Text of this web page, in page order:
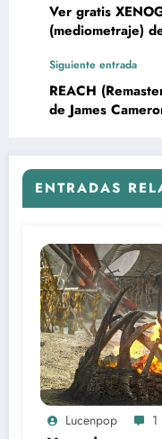
Ver gratis
(mediometraje)
Siguiente entrada
REACH
de James
ENTRADAS
Lucenpop 1